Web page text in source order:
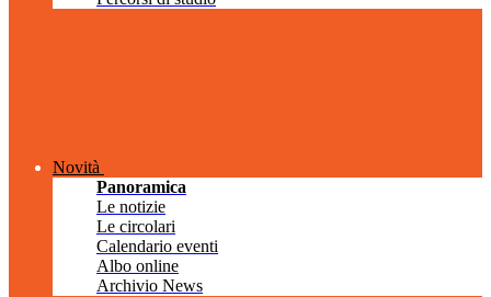
Novità
Panoramica
Le notizie
Le circolari
Calendario eventi
Albo online
Archivio News